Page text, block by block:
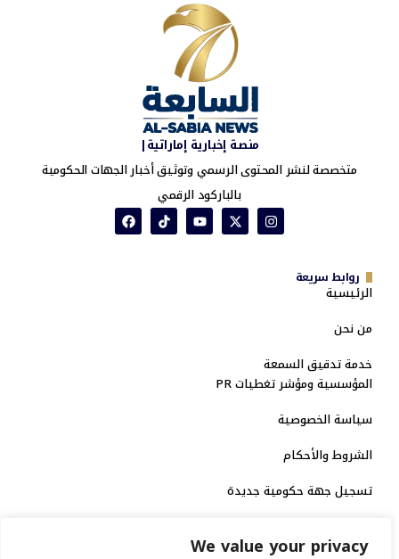
We value your privacy
منصة إخبارية إماراتية|
متخصصة لنشر المحتوى الرسمي وتوثيق أخبار الجهات الحكومية
بالباركود الرقمي
روابط سريعة
الرئيسية
من نحن
خدمة تدقيق السمعة
المؤسسية ومؤشر تغطيات PR
سياسة الخصوصية
الشروط والأحكام
تسجيل جهة حكومية جديدة
منصة إخبارية مرخصة